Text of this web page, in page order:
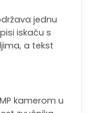
jednu
iskaču s
a tekst
kamerom u